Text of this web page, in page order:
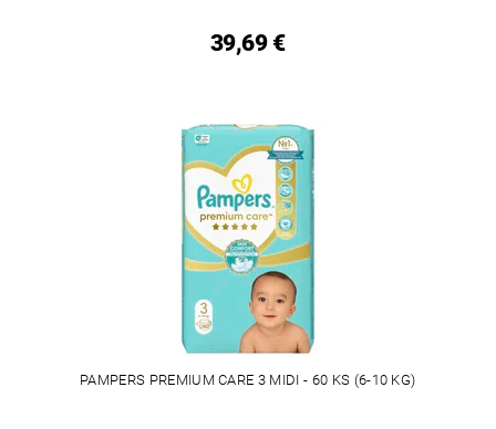
39,69 €
PAMPERS PREMIUM CARE 3 MIDI - 60 KS (6-10 KG)